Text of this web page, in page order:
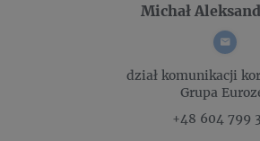
Michał
dział komunikacji
Grupa
+48 604 799